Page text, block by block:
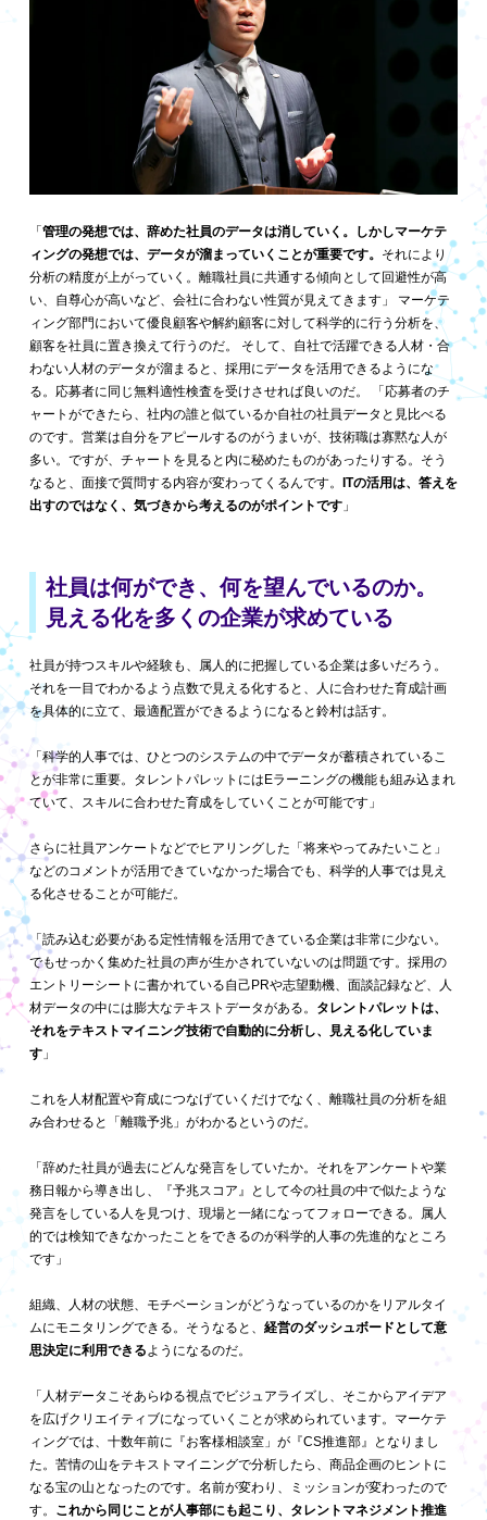
「管理の発想では、辞めた社員のデータは消していく。しかしマーケテ
ィングの発想では、データが溜まっていくことが重要です。 それにより
分析の精度が上がっていく。離職社員に共通する傾向として回避性が高
い、自尊心が高いなど、会社に合わない性質が見えてきます」 マーケテ
ィング部門において優良顧客や解約顧客に対して科学的に行う分析を、
顧客を社員に置き換えて行うのだ。 そして、自社で活躍できる人材・合
わない人材のデータが溜まると、採用にデータを活用できるようにな
る。応募者に同じ無料適性検査を受けさせれば良いのだ。 「応募者のチ
ャートができたら、社内の誰と似ているか自社の社員データと見比べる
のです。営業は自分をアピールするのがうまいが、技術職は寡黙な人が
多い。ですが、チャートを見ると内に秘めたものがあったりする。そう
なると、面接で質問する内容が変わってくるんです。 ITの活用は、答えを
出すのではなく、気づきから考えるのがポイントです」
社員は何ができ、何を望んでいるのか。
見える化を多くの企業が求めている
社員が持つスキルや経験も、属人的に把握している企業は多いだろう。
それを一目でわかるよう点数で見える化すると、人に合わせた育成計画
を具体的に立て、最適配置ができるようになると鈴村は話す。
「科学的人事では、ひとつのシステムの中でデータが蓄積されているこ
とが非常に重要。タレントパレットにはEラーニングの機能も組み込まれ
ていて、スキルに合わせた育成をしていくことが可能です」
さらに社員アンケートなどでヒアリングした「将来やってみたいこと」
などのコメントが活用できていなかった場合でも、科学的人事では見え
る化させることが可能だ。
「読み込む必要がある定性情報を活用できている企業は非常に少ない。
でもせっかく集めた社員の声が生かされていないのは問題です。採用の
エントリーシートに書かれている自己PRや志望動機、面談記録など、人
材データの中には膨大なテキストデータがある。 タレントパレットは、
それをテキストマイニング技術で自動的に分析し、見える化していま
す」
これを人材配置や育成につなげていくだけでなく、離職社員の分析を組
み合わせると「離職予兆」がわかるというのだ。
「辞めた社員が過去にどんな発言をしていたか。それをアンケートや業
務日報から導き出し、『予兆スコア』として今の社員の中で似たような
発言をしている人を見つけ、現場と一緒になってフォローできる。属人
的では検知できなかったことをできるのが科学的人事の先進的なところ
です」
組織、人材の状態、モチベーションがどうなっているのかをリアルタイ
ムにモニタリングできる。そうなると、 経営のダッシュボードとして意
思決定に利用できる ようになるのだ。
「人材データこそあらゆる視点でビジュアライズし、そこからアイデア
を広げクリエイティブになっていくことが求められています。マーケテ
ィングでは、十数年前に『お客様相談室」が『CS推進部』となりまし
た。苦情の山をテキストマイニングで分析したら、商品企画のヒントに
なる宝の山となったのです。名前が変わり、ミッションが変わったので
す。 これから同じことが人事部にも起こり、タレントマネジメント推進